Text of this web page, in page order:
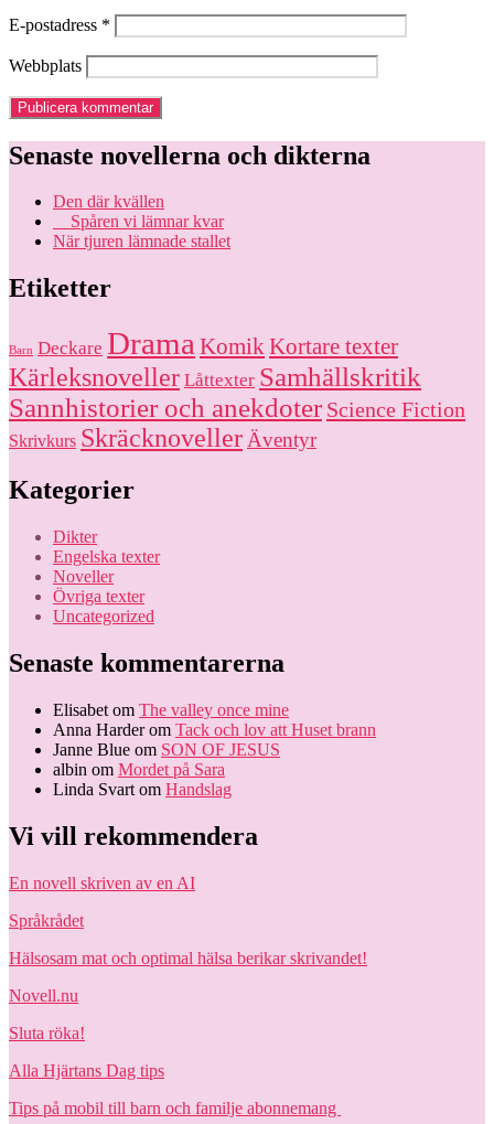
E-postadress *
Webbplats
Senaste novellerna och dikterna
Den där kvällen
Spåren vi lämnar kvar
När tjuren lämnade stallet
Etiketter
Barn Deckare Drama KomikKortare texter
Kärleksnoveller Låttexter Samhällskritik
Sannhistorier och anekdoter Science Fiction
Skrivkurs SkräcknovellerÄventyr
Kategorier
Dikter
Engelska texter
Noveller
Övriga texter
Uncategorized
Senaste kommentarerna
Elisabet om The valley once mine
Anna Harderom Tack och lov att Huset brann
Janne Blue om SON OF JESUS
albin om Mordet på Sara
Linda Svart om Handslag
Vi vill rekommendera
En novell skriven av en AI
Språkrådet
Hälsosam mat och optimal hälsa berikar skrivandet!
Novell.nu
Sluta röka!
Alla Hjärtans Dag tips
Tips på mobil till barn och familje abonnemang